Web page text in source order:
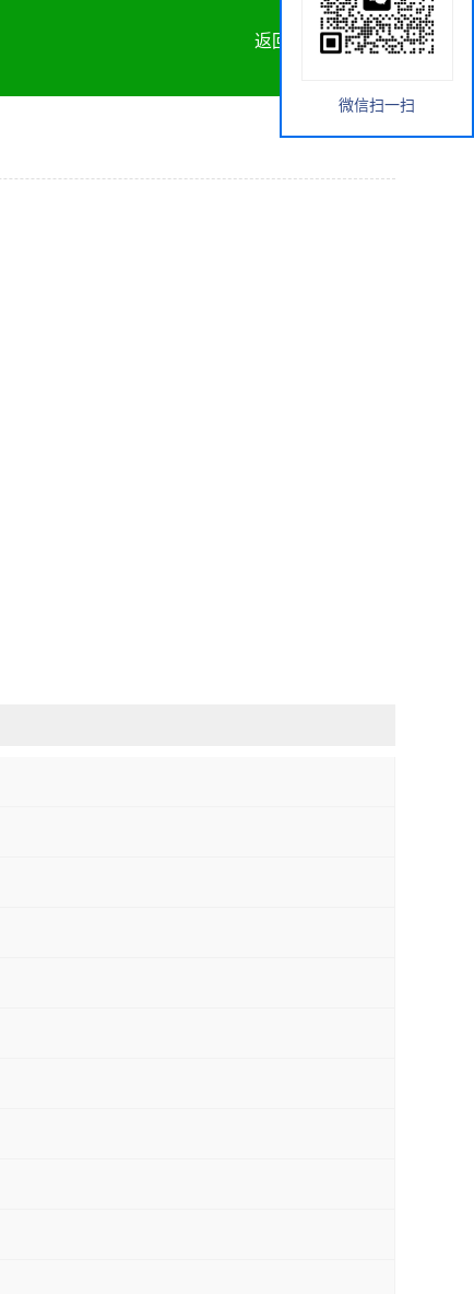
返回首页
微信扫一扫